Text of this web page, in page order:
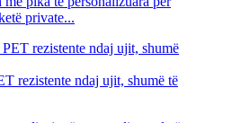
private...
rezistente ndaj ujit, shumë të